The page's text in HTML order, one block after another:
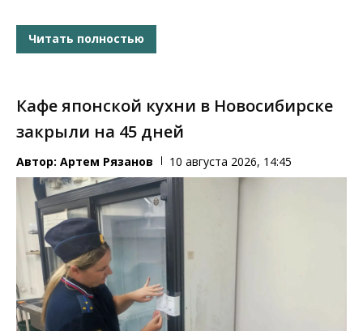
Читать полностью
Кафе японской кухни в Новосибирске
закрыли на 45 дней
Автор: Артем Рязанов 10 августа 2026, 14:45